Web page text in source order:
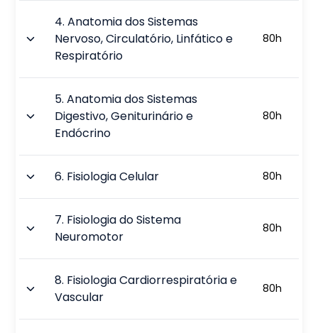
4.Anatomia dos Sistemas
Nervoso, Circulatório, Linfático e
Respiratório
80h
5.Anatomia dos Sistemas
Digestivo, Geniturinário e
Endócrino
80h
6. Fisiologia Celular 80h
7. Fisiologia do Sistema
Neuromotor
80h
8. Fisiologia Cardiorrespiratória e
Vascular
80h